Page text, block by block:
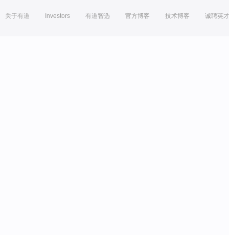
关于有道 Investors 有道智选 官方博客 技术博客 诚聘英才